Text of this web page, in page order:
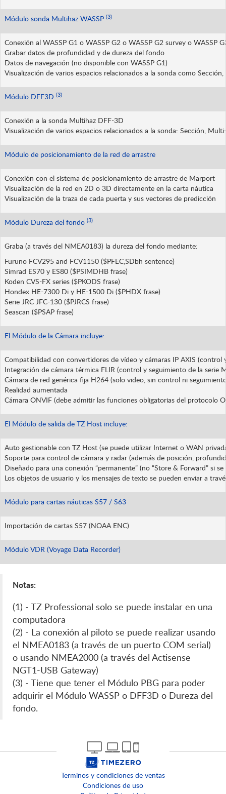
Módulo sonda Multihaz WASSP (3)
Conexión al WASSP G1 o WASSP G2 o WASSP G2 survey o WASSP
Grabar datos de profundidad y de dureza del fondo
Datos de navegación (no disponible con WASSP G1)
Visualización de varios espacios relacionados a la sonda como
Módulo DFF3D (3)
Conexión a la sonda Multihaz DFF-3D
Visualización de varios espacios relacionados a la sonda: Sección,
Módulo de posicionamiento de la red de arrastre
Conexión con el sistema de posicionamiento de arrastre de Marport
Visualización de la red en 2D o 3D directamente en la carta náutica
Visualización de la traza de cada puerta y sus vectores de predicción
Módulo Dureza del fondo (3)
Graba (a través del NMEA0183) la dureza del fondo mediante:
Furuno FCV295 and FCV1150 ($PFEC,SDbh sentence)
Simrad ES70 y ES80 ($PSIMDHB frase)
Koden CVS-FX series ($PKODS frase)
Hondex HE-7300 Di y HE-1500 Di ($PHDX frase)
Serie JRC JFC-130 ($PJRCS frase)
Seascan ($PSAP frase)
El Módulo de la Cámara incluye:
Compatibilidad con convertidores de vídeo y cámaras IP AXIS (control
Integración de cámara térmica FLIR (control y seguimiento de la serie
Cámara de red genérica fija H264 (solo video, sin control ni
Realidad aumentada
Cámara ONVIF (debe admitir las funciones obligatorias del protocolo
El Módulo de salida de TZ Host incluye:
Auto gestionable con TZ Host (se puede utilizar Internet o WAN
Soporte para control de cámara y radar (además de posición,
Diseñado para una conexión “permanente” (no “Store & Forward” si
Los objetos de usuario y los mensajes de texto se pueden enviar a
Módulo para cartas náuticas S57 / S63
Importación de cartas S57 (NOAA ENC)
Módulo VDR (Voyage Data Recorder)
Notas:
(1) - TZ Professional solo se puede instalar en una
computadora
(2) - La conexión al piloto se puede realizar usando
el NMEA0183 (a través de un puerto COM serial)
o usando NMEA2000 (a través del Actisense
NGT1-USB Gateway)
(3) - Tiene que tener el Módulo PBG para poder
adquirir el Módulo WASSP o DFF3D o Dureza del
fondo.
Terminos y condiciones de ventas
Condiciones de uso